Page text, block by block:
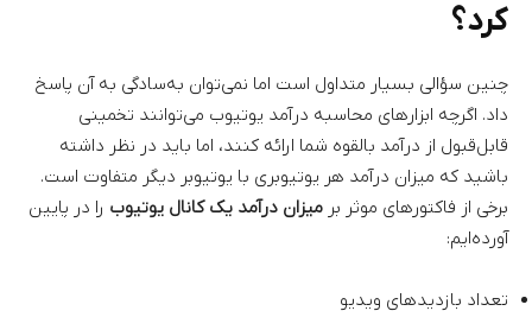
کرد؟
چنین سؤالی بسیار متداول است اما نمی‌توان به‌سادگی به آن پاسخ
داد. اگرچه ابزارهای محاسبه درآمد یوتیوب می‌توانند تخمینی
قابل‌قبول از درآمد بالقوه شما ارائه کنند، اما باید در نظر داشته
باشید که میزان درآمد هر یوتیوبری با یوتیوبر دیگر متفاوت است.
برخی از فاکتورهای موثر بر میزان درآمد یک کانال یوتیوب را در پایین
آورده‌ایم:
تعداد بازدیدهای ویدیو